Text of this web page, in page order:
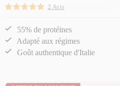
2 Avis
55% de protéines
Adapté aux régimes
Goût authentique d'Italie